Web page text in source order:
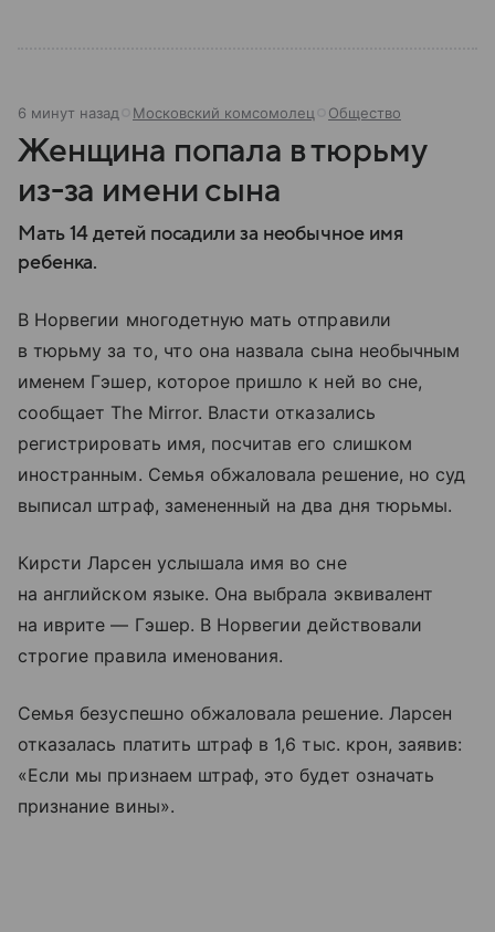
6 минут назад Московский комсомолец Общество
Женщина попала в тюрьму
из-за имени сына
Мать 14 детей посадили за необычное имя
ребенка.
В Норвегии многодетную мать отправили
в тюрьму за то, что она назвала сына необычным
именем Гэшер, которое пришло к ней во сне,
сообщает The Mirror. Власти отказались
регистрировать имя, посчитав его слишком
иностранным. Семья обжаловала решение, но суд
выписал штраф, замененный на два дня тюрьмы.
Кирсти Ларсен услышала имя во сне
на английском языке. Она выбрала эквивалент
на иврите — Гэшер. В Норвегии действовали
строгие правила именования.
Семья безуспешно обжаловала решение. Ларсен
отказалась платить штраф в 1,6 тыс. крон, заявив:
«Если мы признаем штраф, это будет означать
признание вины».